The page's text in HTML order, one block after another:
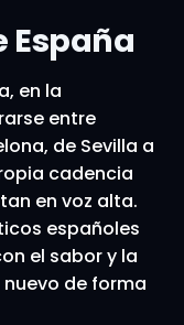
España
en la
entre
de Sevilla a
cadencia
en voz alta.
españoles
el sabor y la
de forma